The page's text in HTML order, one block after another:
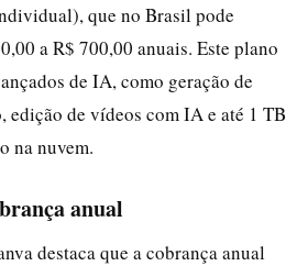
que no Brasil pode
a R$ 700,00 anuais. Este plano
de IA, como geração de
edição de vídeos com IA e até 1 TB
na nuvem.
anual
destaca que a cobrança anual